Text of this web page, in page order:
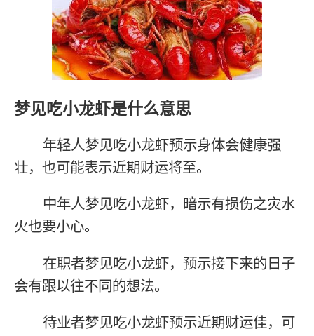
梦见吃小龙虾是什么意思
年轻人梦见吃小龙虾预示身体会健康强
壮，也可能表示近期财运将至。
中年人梦见吃小龙虾，暗示有损伤之灾水
火也要小心。
在职者梦见吃小龙虾，预示接下来的日子
会有跟以往不同的想法。
待业者梦见吃小龙虾预示近期财运佳，可